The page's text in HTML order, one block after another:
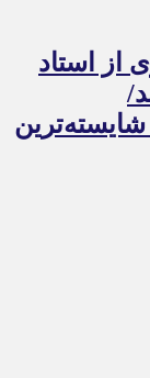
از استاد